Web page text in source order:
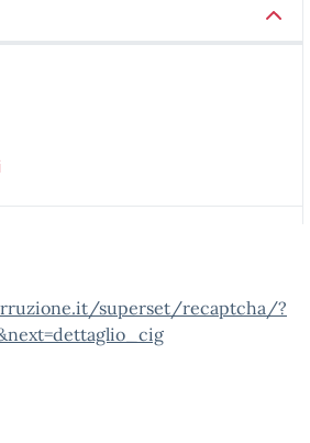
superset/recaptcha/?